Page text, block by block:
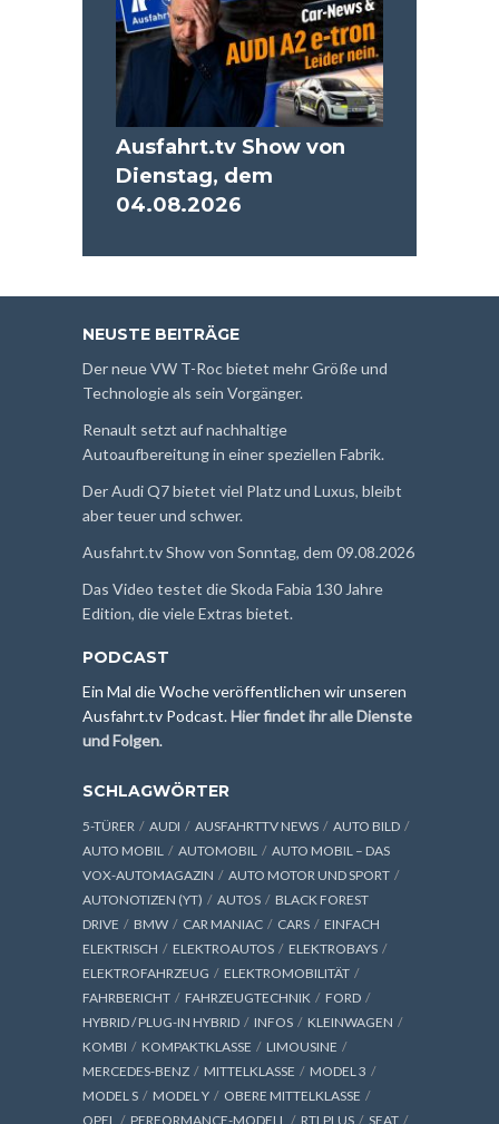
Ausfahrt.tv Show von
Dienstag, dem
04.08.2026
NEUSTE BEITRÄGE
Der neue VW T-Roc bietet mehr Größe und
Technologie als sein Vorgänger.
Renault setzt auf nachhaltige
Autoaufbereitung in einer speziellen Fabrik.
Der Audi Q7 bietet viel Platz und Luxus, bleibt
aber teuer und schwer.
Ausfahrt.tv Show von Sonntag, dem 09.08.2026
Das Video testet die Skoda Fabia 130 Jahre
Edition, die viele Extras bietet.
PODCAST
Ein Mal die Woche veröffentlichen wir unseren
Ausfahrt.tv Podcast.Hier findet ihr alle Dienste
und Folgen.
SCHLAGWÖRTER
5-TÜRER AUDI AUSFAHRTTV NEWS
AUTO BILD
AUTO MOBIL
AUTOMOBIL
AUTO MOBIL – DAS
VOX-AUTOMAGAZIN
AUTO MOTOR UND SPORT
AUTONOTIZEN (YT)
AUTOS
BLACK FOREST
DRIVE
BMW CAR MANIAC CARS
EINFACH
ELEKTRISCH
ELEKTROAUTOS
ELEKTROBAYS
ELEKTROFAHRZEUG
ELEKTROMOBILITÄT
FAHRBERICHT
FAHRZEUGTECHNIK
FORD
HYBRID / PLUG-IN HYBRID
INFOS
KLEINWAGEN
KOMBI
KOMPAKTKLASSE
LIMOUSINE
MERCEDES-BENZ
MITTELKLASSE
MODEL 3
MODEL S
MODEL Y
OBERE MITTELKLASSE
OPEL
PERFORMANCE-MODELL RTLPLUS SEAT